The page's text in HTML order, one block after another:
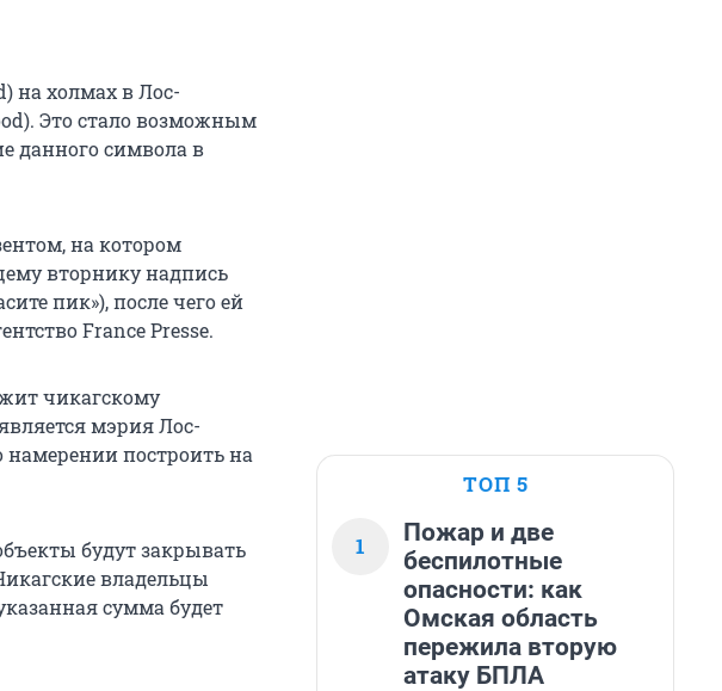
на холмах в Лос-
Это стало возможным
данного символа в
на котором
вторнику надпись
пик»), после чего ей
France Presse.
чикагскому
мэрия Лос-
построить на
будут закрывать
владельцы
сумма будет
ТОП 5
1
Пожар и две
беспилотные
опасности: как
Омская область
пережила вторую
атаку БПЛА